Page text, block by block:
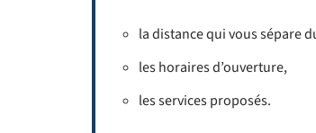
la distance qui vous sépare
les horaires d’ouverture,
les services proposés.